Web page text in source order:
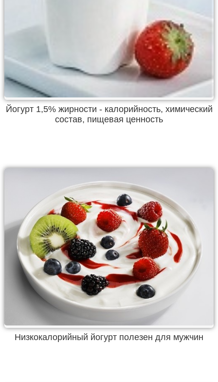
Йогурт 1,5% жирности - калорийность, химический
состав, пищевая ценность
Низкокалорийный йогурт полезен для мужчин